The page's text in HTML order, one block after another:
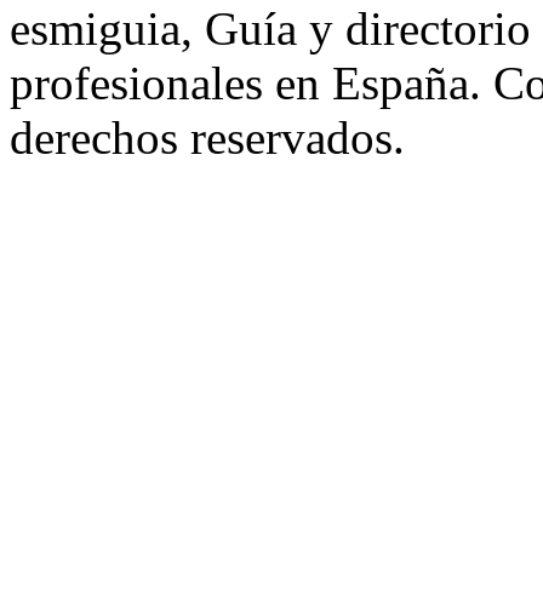
esmiguia, Guía y directorio
profesionales en España.
derechos reservados.